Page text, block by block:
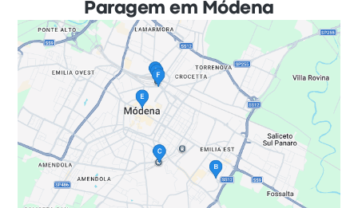
Paragem em Módena